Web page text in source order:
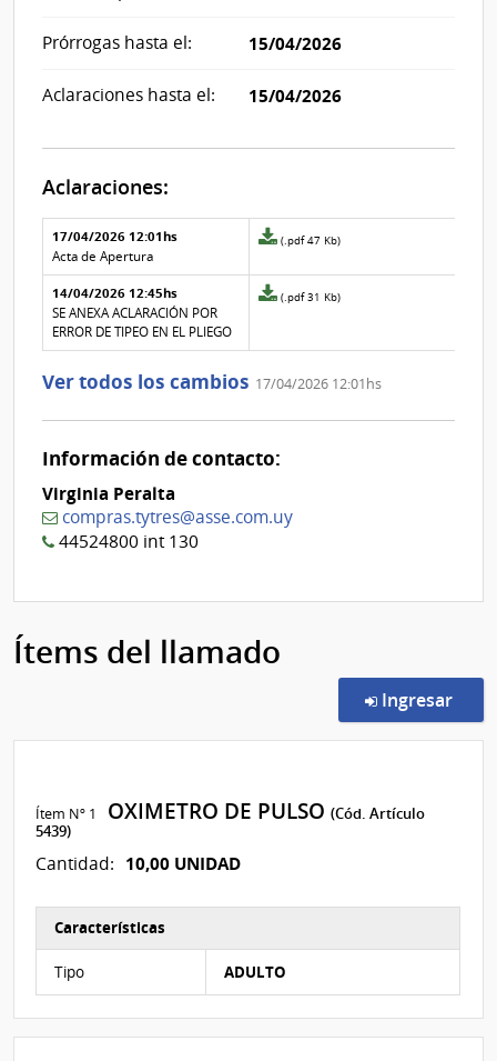
Prórrogas hasta el: 15/04/2026
Aclaraciones hasta el: 15/04/2026
Aclaraciones:
Aclaraciones del llamado
Fecha y
texto de
la
aclaración
Archivo
de la
aclaración
17/04/2026 12:01hs
Acta de Apertura
Archivo
de
la
1
(.pdf 47 Kb)
14/04/2026 12:45hs
SE ANEXA ACLARACIÓN POR
ERROR DE TIPEO EN EL PLIEGO
Archivo
la
Nº
(.pdf 31 Kb)
Ver todos los cambios 17/04/2026 12:01hs
Información de contacto:
Virginia Peralta
compras.tytres@asse.com.uy
44524800 int 130
Ítems del llamado
Ingresar
Ítem Nº 1 OXIMETRO DE PULSO(Cód. Artículo
5439)
Cantidad: 10,00 UNIDAD
Características
Tipo ADULTO